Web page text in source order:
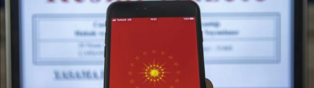
Aydın Müftülüğü
Balıkesir Müftülüğü
Mukabele
Peygamberimizin Hayatı
DİYANET GENÇLİK
DİYANET RADYO/TV